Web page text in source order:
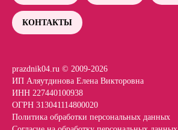
КОНТАКТЫ
prazdnik04.ru © 2009-2026
ИП Аляутдинова Елена Викторовна
ИНН 227440100938
ОГРН 313041114800020
Политика обработки персональных данных